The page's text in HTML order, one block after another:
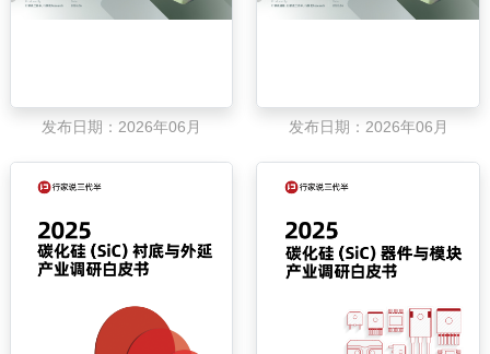
发布日期：2026年06月 发布日期：2026年06月